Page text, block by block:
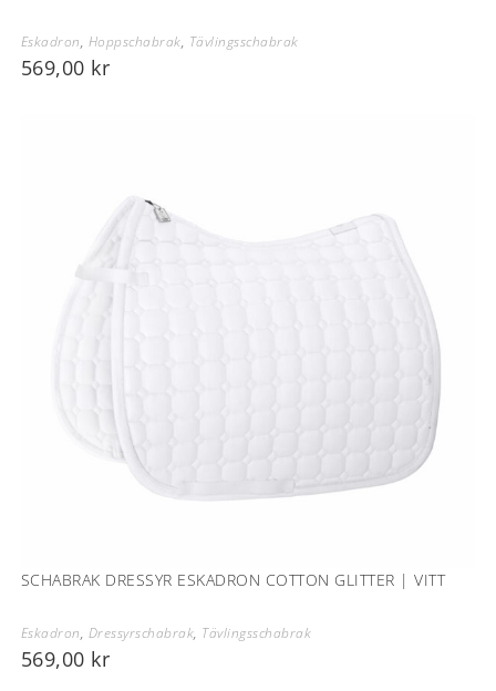
Eskadron, Hoppschabrak, Tävlingsschabrak
569,00 kr
SCHABRAK DRESSYR ESKADRON COTTON GLITTER | VITT
Eskadron, Dressyrschabrak, Tävlingsschabrak
569,00 kr